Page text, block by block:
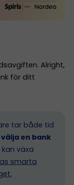
Alright,
för ditt
tar både tid
välja en bank
växa
smarta